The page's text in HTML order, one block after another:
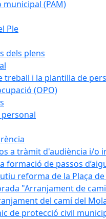
municipal (PAM)
Ple
dels plens
treball i la plantilla de
(OPO)
a tràmit d'audiència i/o
formació de passos
reforma de la Plaça de
"Arranjament de
del camí del
de protecció civil